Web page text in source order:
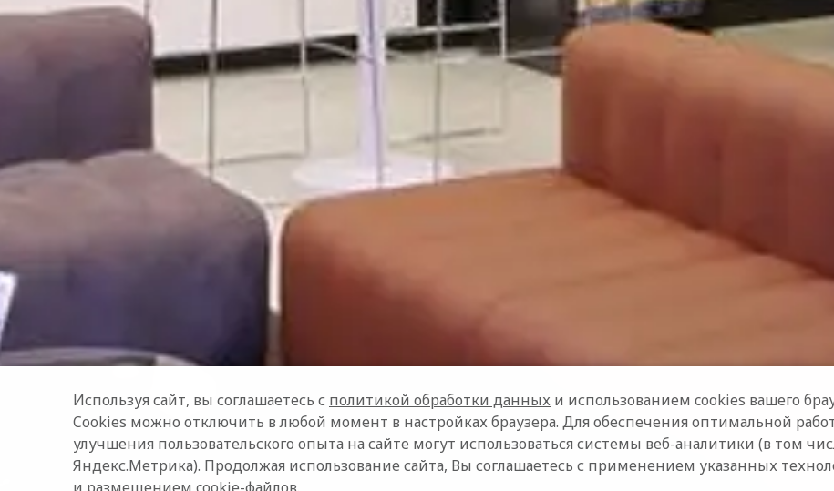
Используя сайт, вы соглашаетесь с политикой обработки данных и использованием cookies вашего
Cookies можно отключить в любой момент в настройках браузера. Для обеспечения оптимальной
улучшения пользовательского опыта на сайте могут использоваться системы веб-аналитики (в том
Яндекс.Метрика). Продолжая использование сайта, Вы соглашаетесь с применением указанных